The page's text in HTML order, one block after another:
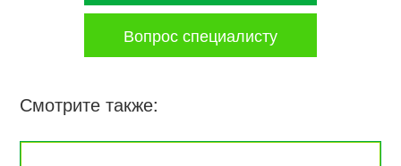
Вопрос специалисту
Смотрите также: